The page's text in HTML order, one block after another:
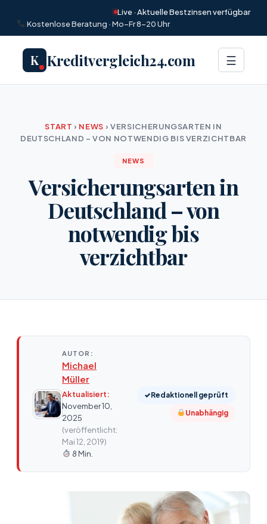
Live · Aktuelle Bestzinsen verfügbar
Kostenlose Beratung · Mo–Fr 8–20 Uhr
K Kreditvergleich24.com Menü
☰
START › NEWS ›VERSICHERUNGSARTEN IN
DEUTSCHLAND – VON NOTWENDIG BIS VERZICHTBAR
NEWS
Versicherungsarten in
Deutschland – von
notwendig bis
verzichtbar
AUTOR:
Michael
Müller
Aktualisiert:
November 10,
2025
(veröffentlicht:
Mai 12, 2019)
8 Min.
✓Redaktionell geprüft
Unabhängig